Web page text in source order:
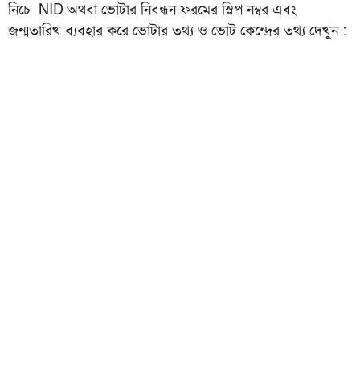
নিচে NID অথবা ভোটার নিবন্ধন ফরমের স্লিপ নম্বর এবং
জন্মতারিখ ব্যবহার করে ভোটার তথ্য ও ভোট কেন্দ্রের তথ্য দেখুন :